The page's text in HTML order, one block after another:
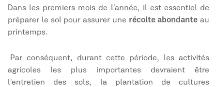
Dans les premiers mois de l'année, il est essentiel de
préparer le sol pour assurer une récolte abondante au
printemps.
Par conséquent, durant cette période, les activités
agricoles les plus importantes devraient être
l'entretien des sols, la plantation de cultures